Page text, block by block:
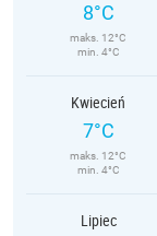
8°C
maks. 12°C
min. 4°C
Kwiecień
7°C
maks. 12°C
min. 4°C
Lipiec